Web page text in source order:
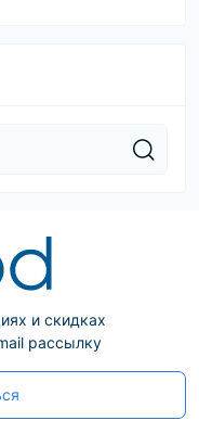
и скидках
рассылку